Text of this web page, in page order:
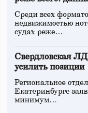
Среди всех
недвижимостью
судах реже…
Свердловская
усилить позиции
Региональное
Екатеринбурге
минимум…